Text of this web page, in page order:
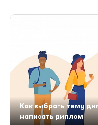
Как выбрать тему
написать диплом